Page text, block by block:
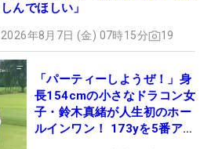
しんでほしい」
2026年8月7日 (金) 07時15分 19
「パーティーしようぜ！」身
長154cmの小さなドラコン女
子・鈴木真緒が人生初のホー
ルインワン！ 173yを5番アイ